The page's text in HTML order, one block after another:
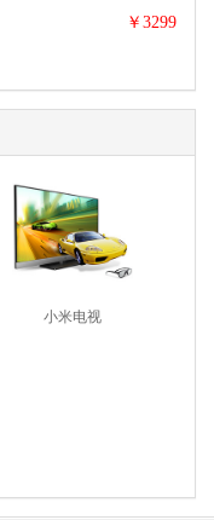
A53 四核 1.8GHz,
解码+DTS, 五段式均
￥3299
小米电视